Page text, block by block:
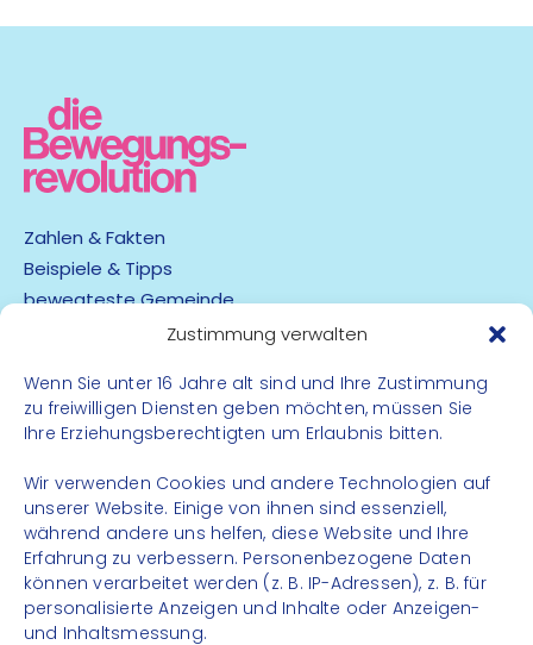
Zustimmung verwalten
Wenn Sie unter 16 Jahre alt sind und Ihre Zustimmung
zu freiwilligen Diensten geben möchten, müssen Sie
Ihre Erziehungsberechtigten um Erlaubnis bitten.
Wir verwenden Cookies und andere Technologien auf
unserer Website. Einige von ihnen sind essenziell,
während andere uns helfen, diese Website und Ihre
Erfahrung zu verbessern. Personenbezogene Daten
können verarbeitet werden (z. B. IP-Adressen), z. B. für
personalisierte Anzeigen und Inhalte oder Anzeigen-
und Inhaltsmessung.
Zahlen & Fakten
Beispiele & Tipps
bewegteste Gemeinde
Barrierefreiheit
Datenschutz
Impressum
Kontakt
FOLGE UNS
Instagram
Facebook